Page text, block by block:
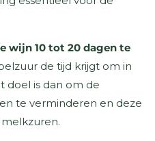
wijn 10 tot 20 dagen te
de tijd krijgt om in
doel is dan om de
te verminderen en deze